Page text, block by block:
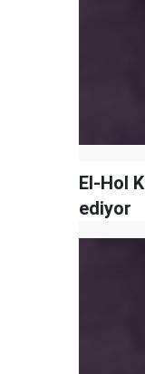
El-Hol
ediyor